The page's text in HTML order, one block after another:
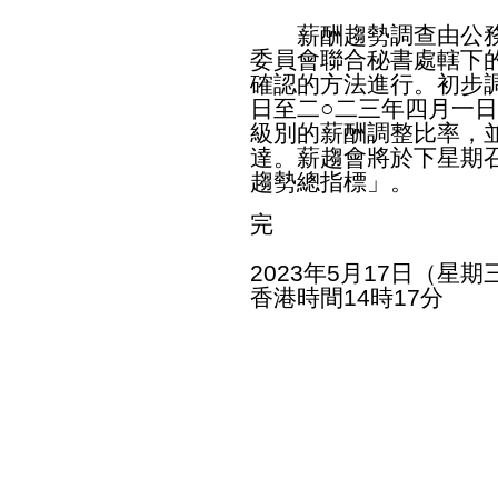
薪酬趨勢調查由公務
委員會聯合秘書處轄下
確認的方法進行。初步
日至二○二三年四月一
級別的薪酬調整比率，
達。薪趨會將於下星期
趨勢總指標」。
完
2023年5月17日（星期
香港時間14時17分